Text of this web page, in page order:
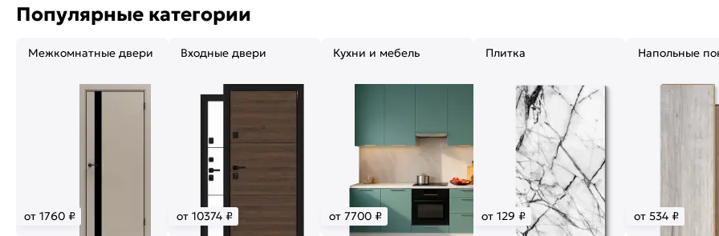
Популярные категории
Межкомнатные двери
от 1760 ₽
Входные двери
от 10374 ₽
Кухни и мебель
от 7700 ₽
Плитка
от 129 ₽
Напольные
от 534 ₽